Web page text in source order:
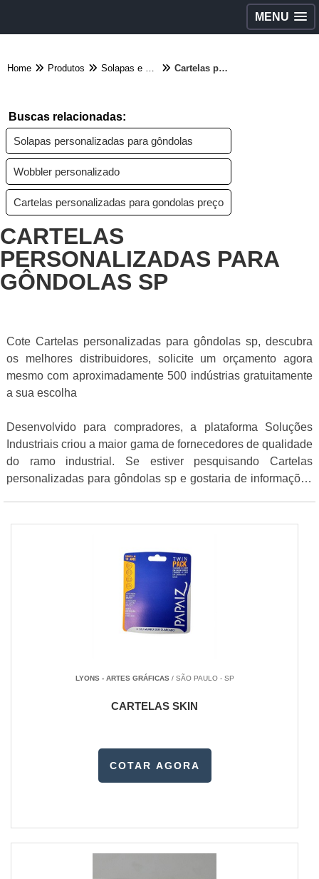
MENU
Home Produtos Solapas e cartelas - Categoria Cartelas personalizadas para gôndolas sp
Buscas relacionadas:
Solapas personalizadas para gôndolas
Wobbler personalizado
Cartelas personalizadas para gondolas preço
CARTELAS
PERSONALIZADAS PARA
GÔNDOLAS SP
Cote Cartelas personalizadas para gôndolas sp, descubra
os melhores distribuidores, solicite um orçamento agora
mesmo com aproximadamente 500 indústrias gratuitamente
a sua escolha
Desenvolvido para compradores, a plataforma Soluções
Industriais criou a maior gama de fornecedores de qualidade
do ramo industrial. Se estiver pesquisando Cartelas
personalizadas para gôndolas sp e gostaria de informações
LYONS - ARTES GRÁFICAS/ SÃO PAULO - SP
CARTELAS SKIN
COTAR AGORA